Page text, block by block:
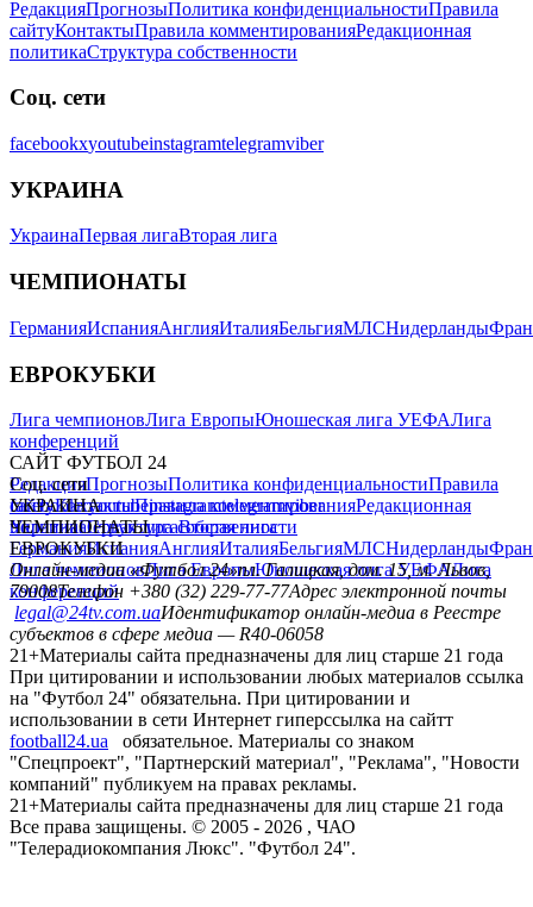
РедакцияПрогнозыПолитика конфиденциальностиПравила
сайтуКонтактыПравила комментированияРедакционная
политикаСтруктура собственности
Соц. сети
facebookxyoutubeinstagramtelegramviber
УКРАИНА
УкраинаПервая лигаВторая лига
ЧЕМПИОНАТЫ
ГерманияИспанияАнглияИталияБельгияМЛСНидерланды
ЕВРОКУБКИ
Лига чемпионовЛига ЕвропыЮношеская лига УЕФАЛига
конференций
САЙТ ФУТБОЛ 24
РедакцияПрогнозыПолитика конфиденциальностиПравила
сайтуКонтактыПравила комментированияРедакционная
политикаСтруктура собственности
Соц. сети
facebookxyoutubeinstagramtelegramviber
УКРАИНА
УкраинаПервая лигаВторая лига
ЧЕМПИОНАТЫ
ГерманияИспанияАнглияИталияБельгияМЛСНидерланды
ЕВРОКУБКИ
Лига чемпионовЛига ЕвропыЮношеская лига УЕФАЛига
конференций
Онлайн-медиа «Футбол 24»пл. Галицкая, дом. 15, м. Львов,
79008Телефон +380 (32) 229-77-77Адрес электронной почты
legal@24tv.com.uaИдентификатор онлайн-медиа в Реестре
субъектов в сфере медиа — R40-06058
21+Материалы сайта предназначены для лиц старше 21 года
При цитировании и использовании любых материалов ссылка
на "Футбол 24" обязательна. При цитировании и
использовании в сети Интернет гиперссылка на сайтт
football24.ua
обязательное. Материалы со знаком
"Спецпроект", "Партнерский материал", "Реклама", "Новости
компаний" публикуем на правах рекламы.
21+Материалы сайта предназначены для лиц старше 21 года
Все права защищены. © 2005 - 2026 , ЧАО
"Телерадиокомпания Люкс". "Футбол 24".